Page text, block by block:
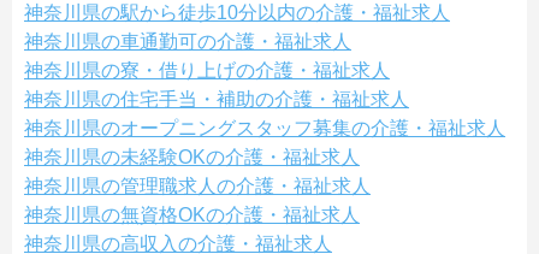
神奈川県の駅から徒歩10分以内の介護・福祉求人
神奈川県の車通勤可の介護・福祉求人
神奈川県の寮・借り上げの介護・福祉求人
神奈川県の住宅手当・補助の介護・福祉求人
神奈川県のオープニングスタッフ募集の介護・福祉求人
神奈川県の未経験OKの介護・福祉求人
神奈川県の管理職求人の介護・福祉求人
神奈川県の無資格OKの介護・福祉求人
神奈川県の高収入の介護・福祉求人